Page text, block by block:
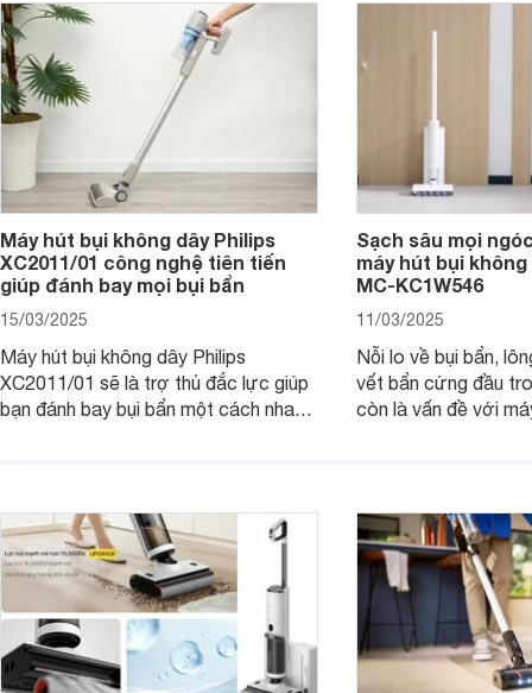
Máy hút bụi không dây Philips
XC2011/01 công nghệ tiên tiến
giúp đánh bay mọi bụi bẩn
15/03/2025
Máy hút bụi không dây Philips
XC2011/01 sẽ là trợ thủ đắc lực giúp
bạn đánh bay bụi bẩn một cách nhanh
năng nổi bật của sản phẩm này nhé.
Sạch sâu mọi
máy hút bụi
MC-KC1W546
11/03/2025
Nỗi lo về bụi bẩn,
vết bẩn cứng đầu
còn là vấn đề với
ngóc ngách, trả lại
gian sống sạch sẽ